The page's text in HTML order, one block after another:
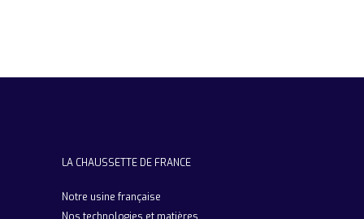
LA CHAUSSETTE DE FRANCE
Notre usine française